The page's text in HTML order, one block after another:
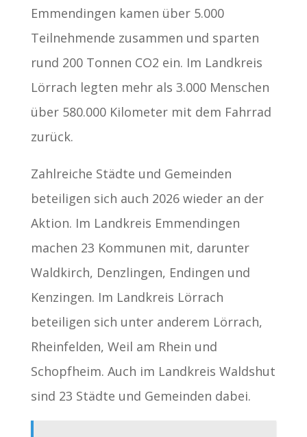
Emmendingen kamen über 5.000
Teilnehmende zusammen und sparten
rund 200 Tonnen CO2 ein. Im Landkreis
Lörrach legten mehr als 3.000 Menschen
über 580.000 Kilometer mit dem Fahrrad
zurück.
Zahlreiche Städte und Gemeinden
beteiligen sich auch 2026 wieder an der
Aktion. Im Landkreis Emmendingen
machen 23 Kommunen mit, darunter
Waldkirch, Denzlingen, Endingen und
Kenzingen. Im Landkreis Lörrach
beteiligen sich unter anderem Lörrach,
Rheinfelden, Weil am Rhein und
Schopfheim. Auch im Landkreis Waldshut
sind 23 Städte und Gemeinden dabei.